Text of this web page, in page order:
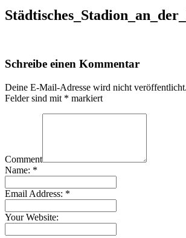
Schreibe einen Kommentar
Deine E-Mail-Adresse wird nicht veröffentlicht.
Felder sind mit * markiert
Comment
Name: *
Email Address: *
Your Website: